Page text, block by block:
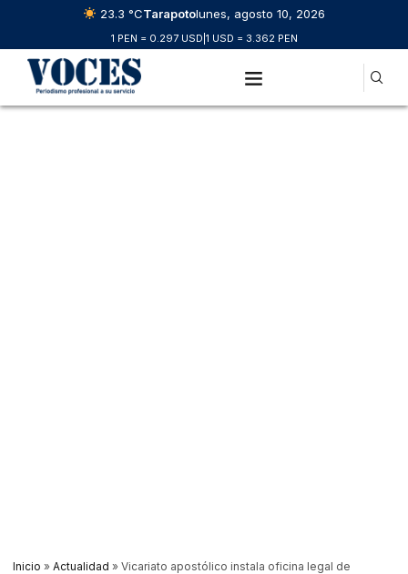
23.3 °CTarapotolunes, agosto 10, 2026
1 PEN = 0.297 USD 1 USD = 3.362 PEN
Inicio » Actualidad » Vicariato apostólico instala oficina legal de